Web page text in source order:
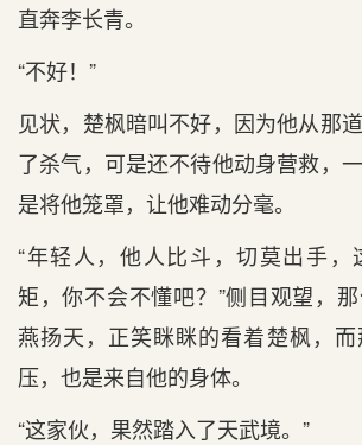
直奔李长青。
“不好！”
见状，楚枫暗叫不好，因为他从那
了杀气，可是还不待他动身营救，
是将他笼罩，让他难动分毫。
“年轻人，他人比斗，切莫出手，
矩，你不会不懂吧？”侧目观望，
燕扬天，正笑眯眯的看着楚枫，
压，也是来自他的身体。
“这家伙，果然踏入了天武境。”